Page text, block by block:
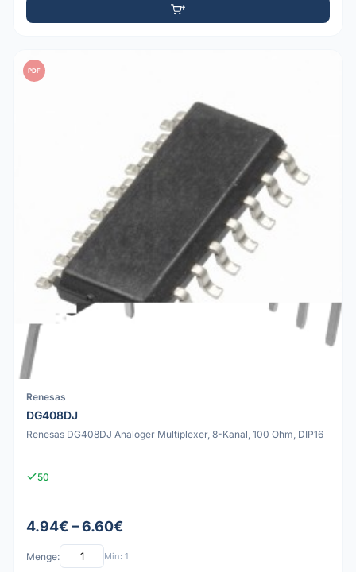
PDF
Renesas
DG408DJ
Renesas DG408DJ Analoger Multiplexer, 8-Kanal, 100 Ohm, DIP16
50
4.94€ – 6.60€
Menge: Min: 1